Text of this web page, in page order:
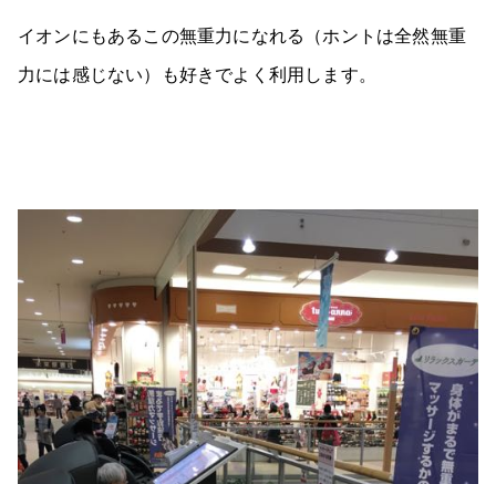
イオンにもあるこの無重力になれる（ホントは全然無重
力には感じない）も好きでよく利用します。